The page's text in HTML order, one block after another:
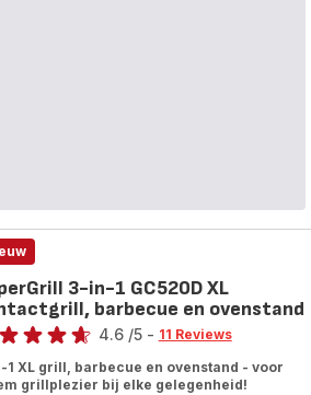
3-in-1 GC520D XL
barbecue en ovenstand
4.6 /5 - 11 Reviews
1 XL grill, barbecue en ovenstand - voor
grillplezier bij elke gelegenheid!